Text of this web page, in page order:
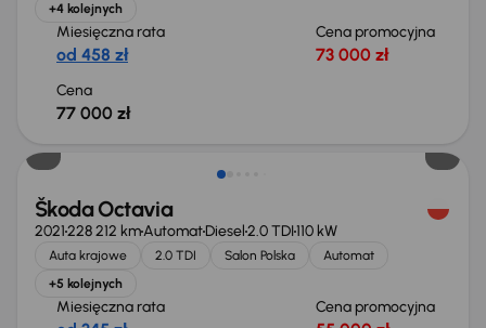
+4 kolejnych
Miesięczna rata
od 458 zł
Cena promocyjna
73 000 zł
Cena
77 000 zł
Škoda Octavia
2021228 212 kmAutomatDiesel2.0 TDI110 kW
Auta krajowe 2.0 TDI Salon Polska
Automat
+5 kolejnych
Miesięczna rata Cena promocyjna